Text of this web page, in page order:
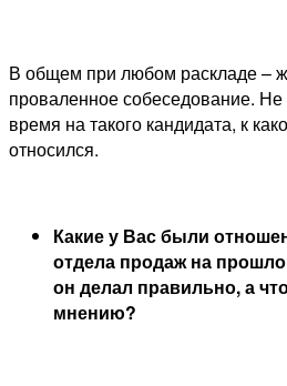
В общем при любом раскладе –
проваленное собеседование. Не
время на такого кандидата, к
относился.
Какие у Вас были
отдела продаж на
он делал правильно, а
мнению?